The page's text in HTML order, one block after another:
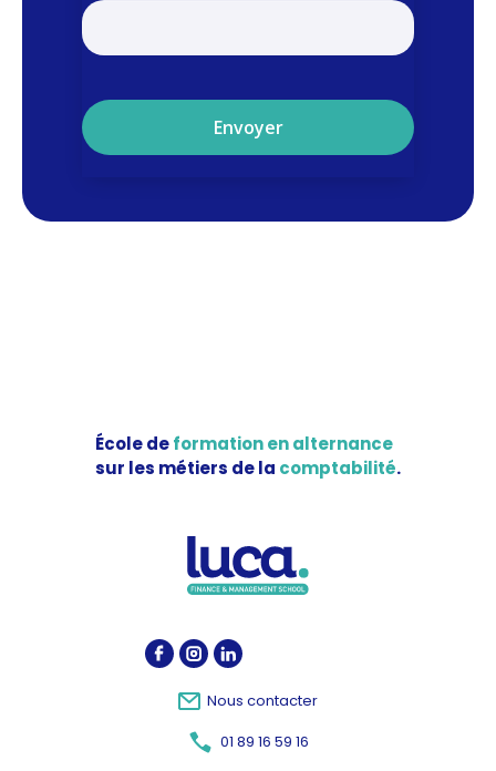
École deformation en alternance
sur les métiers de la comptabilité.
Nous contacter
01 89 16 59 16